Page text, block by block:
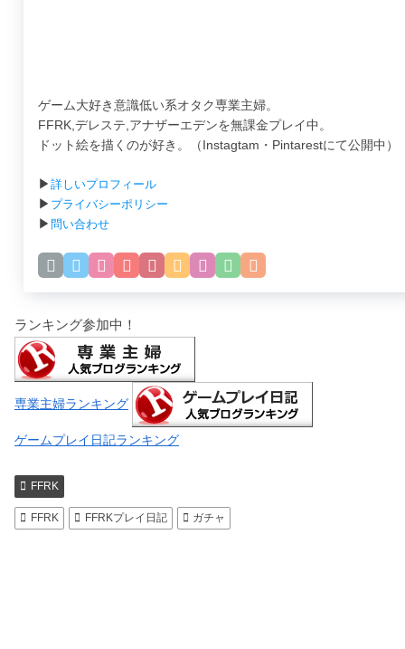
ゲーム大好き意識低い系オタク専業主婦。
FFRK,デレステ,アナザーエデンを無課金プレイ中。
ドット絵を描くのが好き。（Instagtam・Pintarestにて公開中）
▶ 詳しいプロフィール
▶ プライバシーポリシー
▶ 問い合わせ
ランキング参加中！
専業主婦ランキング
ゲームプレイ日記ランキング
FFRK
FFRK FFRKプレイ日記 ガチャ